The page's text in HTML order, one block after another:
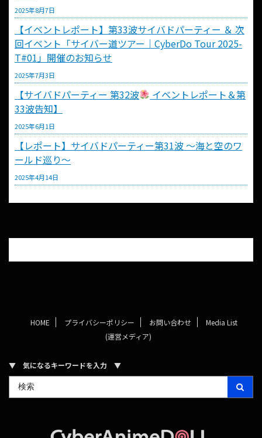
2025年8月7日
【イベントレポート】第33波サイバドパーティー ＆ 次
回イベント「サイバー道ツアー｜CyberDo Tour 2025-
T#01」開催のお知らせ
2025年7月3日
【サイバドパーティー 第32波
イベントレポート＆第
33波告知】
2025年6月1日
【レポート】サイバドパーティー第31波 〜海と空のワ
ールド巡り〜
2025年4月14日
HOME プライバシーポリシー お問い合わせ
Media List
(運営メディア)
▼ 気になるキーワードを入力 ▼